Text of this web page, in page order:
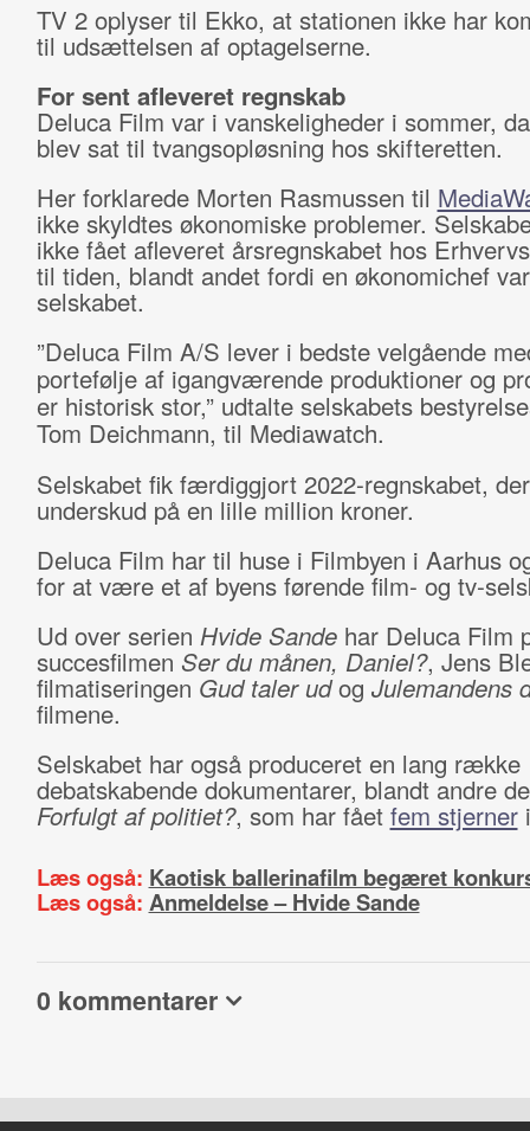
TV 2 oplyser til Ekko, at stationen ikke har
til udsættelsen af optagelserne.
For sent afleveret regnskab
Deluca Film var i vanskeligheder i sommer,
blev sat til tvangsopløsning hos skifteretten.
Her forklarede Morten Rasmussen til
ikke skyldtes økonomiske problemer.
ikke fået afleveret årsregnskabet hos
til tiden, blandt andet fordi en økonomichef
selskabet.
”Deluca Film A/S lever i bedste velgående
portefølje af igangværende produktioner og
er historisk stor,” udtalte selskabets
Tom Deichmann, til Mediawatch.
Selskabet fik færdiggjort 2022-regnskabet,
underskud på en lille million kroner.
Deluca Film har til huse i Filmbyen i Aarhus
for at være et af byens førende film- og tv-
Ud over serien Hvide Sande har Deluca Film
succesfilmen Ser du månen, Daniel?, Jens
filmatiseringen Gud taler udog Julemandens
filmene.
Selskabet har også produceret en lang række
debatskabende dokumentarer, blandt andre
Forfulgt af politiet?, som har fået fem stjerneri
Læs også: Kaotisk ballerinafilm begæret
Læs også: Anmeldelse – Hvide Sande
0 kommentarer